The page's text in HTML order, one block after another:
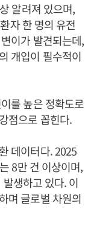
알려져 있으며,
자 한 명의 유전
이가 발견되는데,
개입이 필수적이
를 높은 정확도로
점으로 꼽힌다.
데이터다. 2025
8만 건 이상이며,
생하고 있다. 이
며 글로벌 차원의